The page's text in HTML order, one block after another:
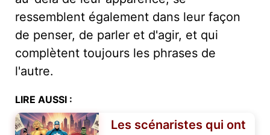
ressemblent également dans leur façon
de penser, de parler et d'agir, et qui
complètent toujours les phrases de
l'autre.
LIRE AUSSI :
Les scénaristes qui ont